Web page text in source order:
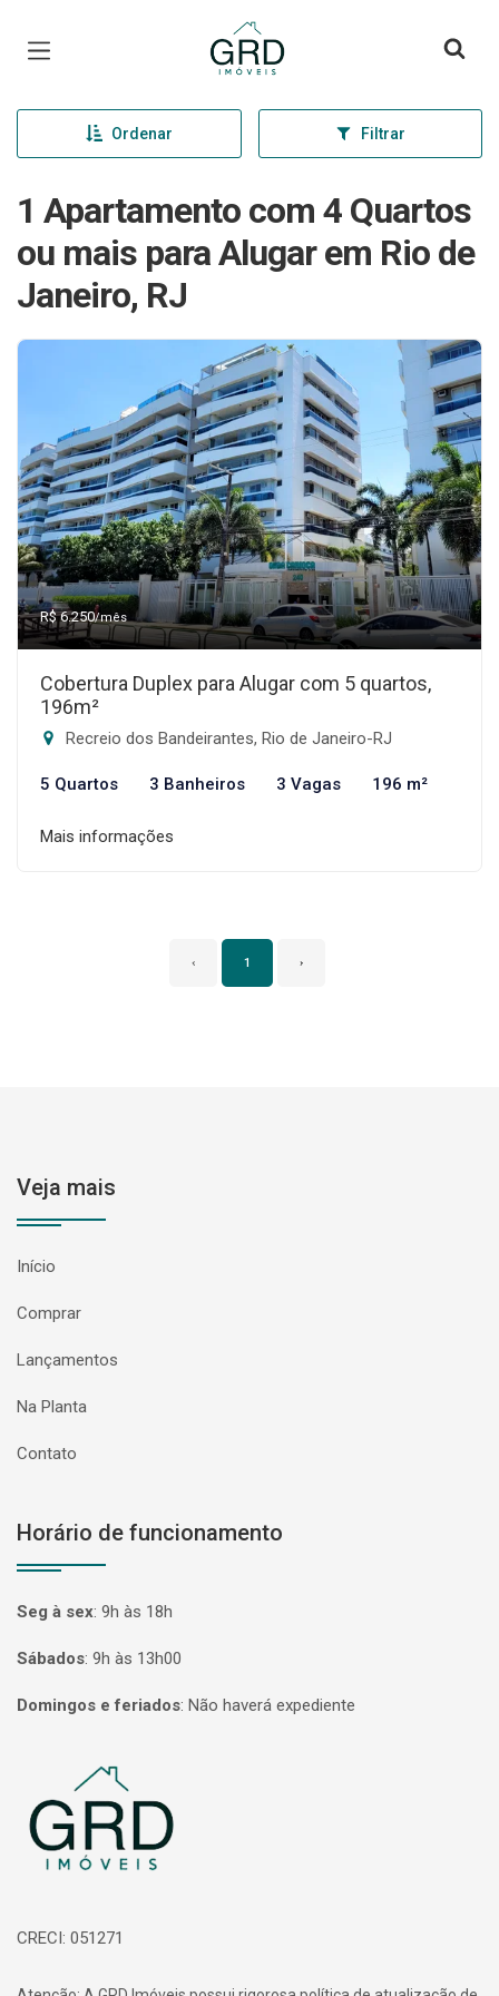
Página inicial
Ordenar Filtrar
1 Apartamento com 4 Quartos
ou mais para Alugar em Rio de
Janeiro, RJ
R$ 6.250/mês
Cobertura Duplex para Alugar com 5 quartos,
196m²
Recreio dos Bandeirantes, Rio de Janeiro-RJ
5 Quartos 3 Banheiros 3 Vagas 196 m²
Mais informações
‹ 1 ›
Veja mais
Início
Comprar
Lançamentos
Na Planta
Contato
Horário de funcionamento
Seg à sex: 9h às 18h
Sábados: 9h às 13h00
Domingos e feriados: Não haverá expediente
Página inicial
CRECI: 051271